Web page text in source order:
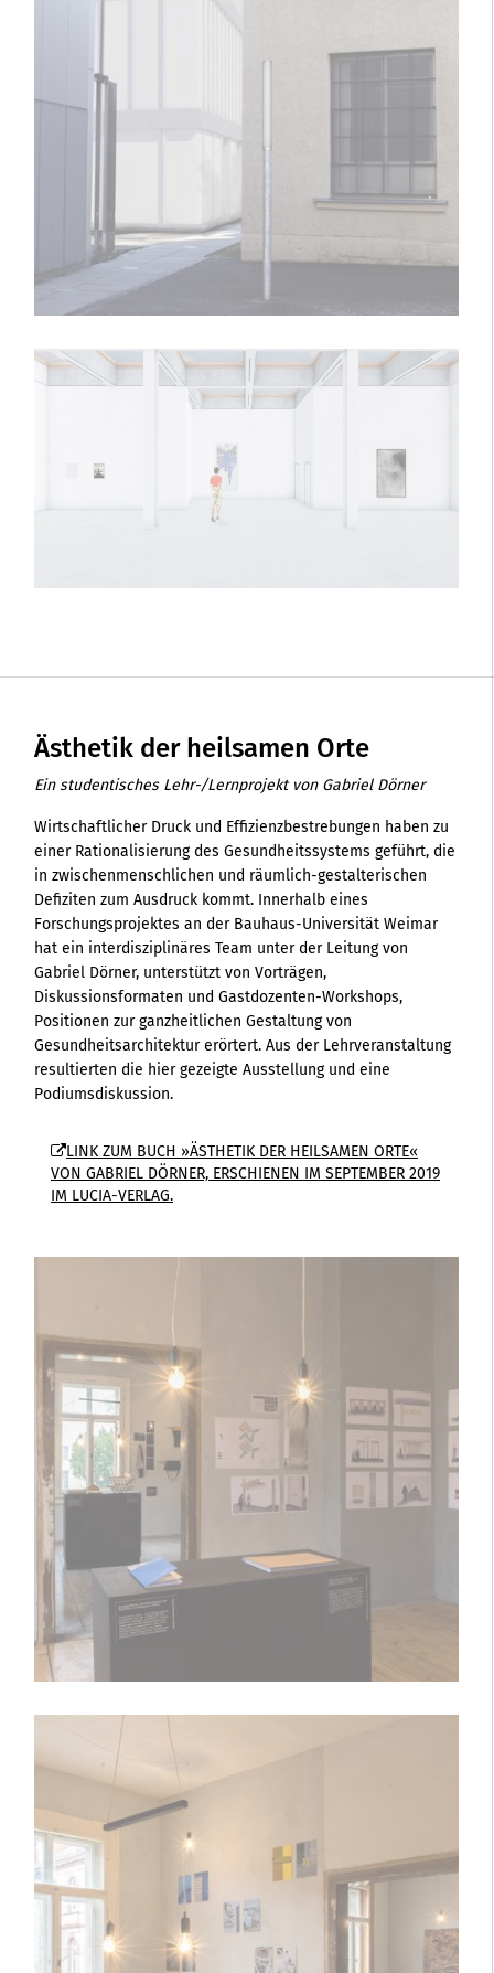
Ästhetik der heilsamen Orte
Ein studentisches Lehr-/Lernprojekt von Gabriel Dörner
Wirtschaftlicher Druck und Effizienzbestrebungen haben zu
einer Rationalisierung des Gesundheitssystems geführt, die
in zwischenmenschlichen und räumlich-gestalterischen
Defiziten zum Ausdruck kommt. Innerhalb eines
Forschungsprojektes an der Bauhaus-Universität Weimar
hat ein interdisziplinäres Team unter der Leitung von
Gabriel Dörner, unterstützt von Vorträgen,
Diskussionsformaten und Gastdozenten-Workshops,
Positionen zur ganzheitlichen Gestaltung von
Gesundheitsarchitektur erörtert. Aus der Lehrveranstaltung
resultierten die hier gezeigte Ausstellung und eine
Podiumsdiskussion.
LINK ZUM BUCH »ÄSTHETIK DER HEILSAMEN ORTE«
VON GABRIEL DÖRNER, ERSCHIENEN IM SEPTEMBER 2019
IM LUCIA-VERLAG.